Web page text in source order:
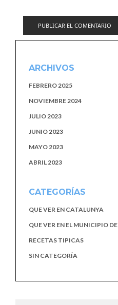
ARCHIVOS
FEBRERO 2025
NOVIEMBRE 2024
JULIO 2023
JUNIO 2023
MAYO 2023
ABRIL 2023
CATEGORÍAS
QUE VER EN CATALUNYA
QUE VER EN EL MUNICIPIO DE
RECETAS TIPICAS
SIN CATEGORÍA